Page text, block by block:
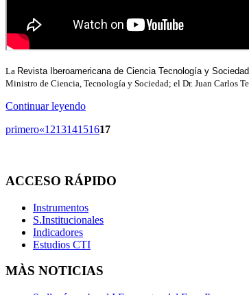
La Revista Iberoamericana de Ciencia Tecnología y
Ministro de Ciencia, Tecnología y Sociedad; el Dr. Juan Carlos
Continuar leyendo
primero«121314151617
ACCESO RÁPIDO
Instrumentos
S.Institucionales
Indicadores
Estudios CTI
MÀS NOTICIAS